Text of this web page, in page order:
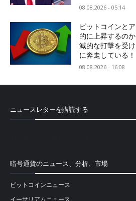
08.08.2026 - 05:14
ビットコインと
的に上昇するの
滅的な打撃を受
に奔走している！
08.08.2026 - 16:08
ニュースレターを購読する
暗号通貨のニュース、分析、市場
ビットコインニュース
イーサリアムニュース